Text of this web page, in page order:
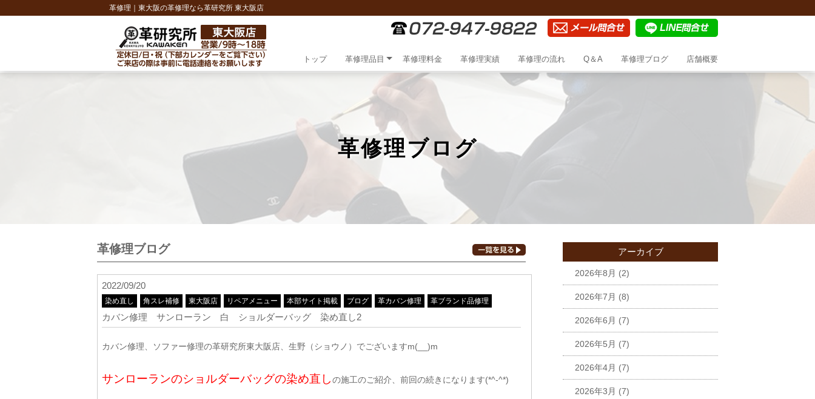
革修理｜東大阪の革修理なら革研究所 東大阪店
トップ 革修理品目 革修理料金 革修理実績 革修理の流れ Q＆A 革修理ブログ 店舗概要
革修理ブログ
革修理ブログ
2022/09/20
染め直し 角スレ補修 東大阪店 リペアメニュー 本部サイト掲載 ブログ 革カバン修理 革ブランド品修理
カバン修理 サンローラン 白 ショルダーバッグ 染め直し2
カバン修理、ソファー修理の革研究所東大阪店、生野（ショウノ）でございますm(__)m
サンローランのショルダーバッグの染め直しの施工のご紹介、前回の続きになります(*^-^*)
アーカイブ
2026年8月 (2)
2026年7月 (8)
2026年6月 (7)
2026年5月 (7)
2026年4月 (7)
2026年3月 (7)